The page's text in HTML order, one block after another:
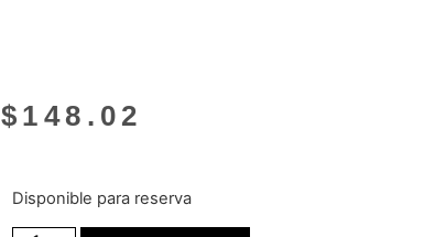
$ 148.02
Disponible para reserva